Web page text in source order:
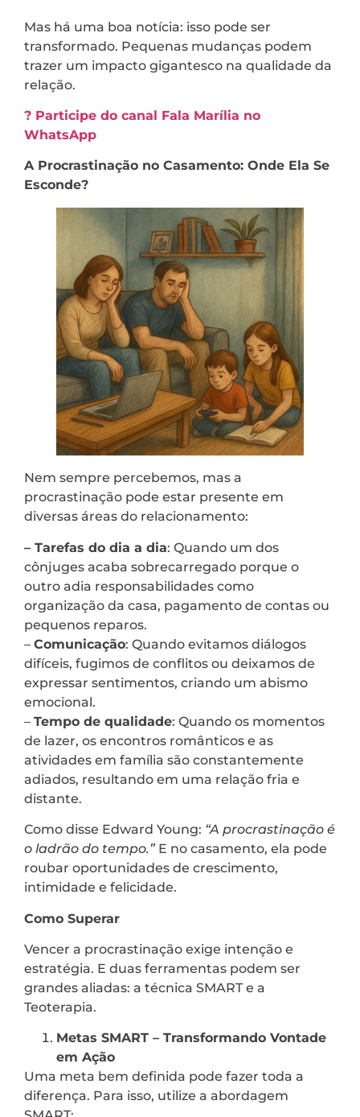
Mas há uma boa notícia: isso pode ser
transformado. Pequenas mudanças podem
trazer um impacto gigantesco na qualidade da
relação.
? Participe do canal Fala Marília no
WhatsApp
A Procrastinação no Casamento: Onde Ela Se
Esconde?
Nem sempre percebemos, mas a
procrastinação pode estar presente em
diversas áreas do relacionamento:
– Tarefas do dia a dia: Quando um dos
cônjuges acaba sobrecarregado porque o
outro adia responsabilidades como
organização da casa, pagamento de contas ou
pequenos reparos.
– Comunicação: Quando evitamos diálogos
difíceis, fugimos de conflitos ou deixamos de
expressar sentimentos, criando um abismo
emocional.
– Tempo de qualidade: Quando os momentos
de lazer, os encontros românticos e as
atividades em família são constantemente
adiados, resultando em uma relação fria e
distante.
Como disse Edward Young: “A procrastinação é
o ladrão do tempo.”E no casamento, ela pode
roubar oportunidades de crescimento,
intimidade e felicidade.
Como Superar
Vencer a procrastinação exige intenção e
estratégia. E duas ferramentas podem ser
grandes aliadas: a técnica SMART e a
Teoterapia.
Metas SMART – Transformando Vontade
em Ação
Uma meta bem definida pode fazer toda a
diferença. Para isso, utilize a abordagem